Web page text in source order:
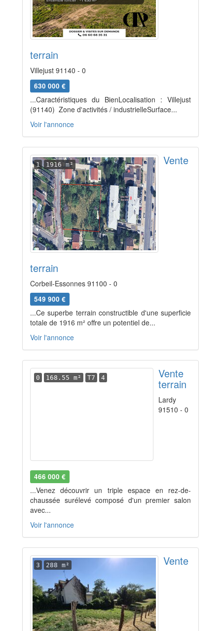
terrain
Villejust 91140 - 0
630 000 €
...Caractéristiques du BienLocalisation : Villejust
(91140)  Zone d'activités / industrielleSurface...
Voir l'annonce
1 1916 m² Vente
terrain
Corbeil-Essonnes 91100 - 0
549 900 €
...Ce superbe terrain constructible d'une superficie
totale de 1916 m² offre un potentiel de...
Voir l'annonce
0 168.55 m² T7 4 Vente
terrain
Lardy
91510 - 0
466 000 €
...Venez découvrir un triple espace en rez-de-
chaussée surélevé composé d'un premier salon
avec...
Voir l'annonce
3 288 m² Vente